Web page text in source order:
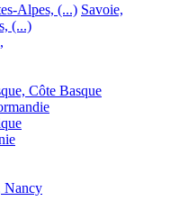
Alpes, (...) Savoie,
(...)
Côte Basque
Nancy